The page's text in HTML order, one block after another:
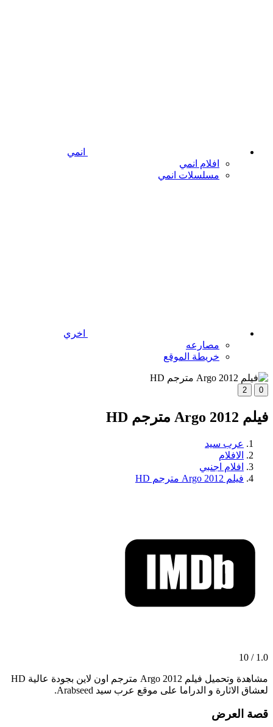
انمي
افلام انمي
مسلسلات انمي
اخري
مصارعه
خريطة الموقع
0
2
فيلم Argo 2012 مترجم HD
عرب سيد
الافلام
افلام اجنبي
فيلم Argo 2012 مترجم HD
1.0 / 10
مشاهدة وتحميل فيلم Argo 2012 مترجم اون لاين بجودة عالية HD
لعشاق الاثارة و الدراما على موقع عرب سيد Arabseed.
قصة العرض